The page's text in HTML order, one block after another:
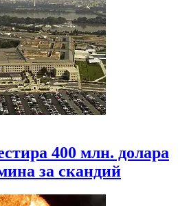
400 млн. долара
за скандий